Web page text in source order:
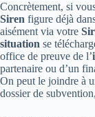
Concrètement, si
Siren figure déjà
aisément via votre
situation se
office de preuve de l’
partenaire ou d’un
On peut le joindre à
dossier de